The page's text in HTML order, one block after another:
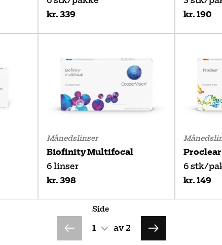
kr. 339
kr. 190
Månedslinser
Biofinity Multifocal
6 linser
kr. 398
6 stk/
kr. 149
Side
av 2